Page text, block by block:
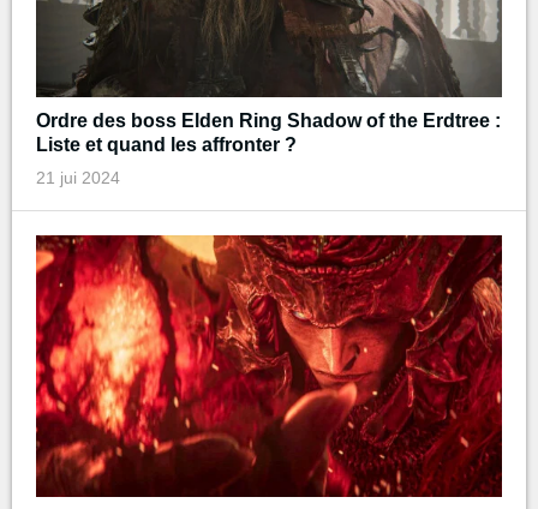
Ordre des boss Elden Ring Shadow of the Erdtree :
Liste et quand les affronter ?
21 jui 2024